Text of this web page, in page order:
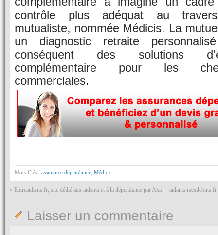
contrôle plus adéquat au
mutualiste, nommée Médicis. La
un diagnostic retraite
conséquent des solutions
complémentaire pour les
commerciales.
Mots-Clés : assurance dépendance Médicis
« Entreaidants.fr, site dédié aux aidants et à la dépendance par Axa
Laisser un commentaire